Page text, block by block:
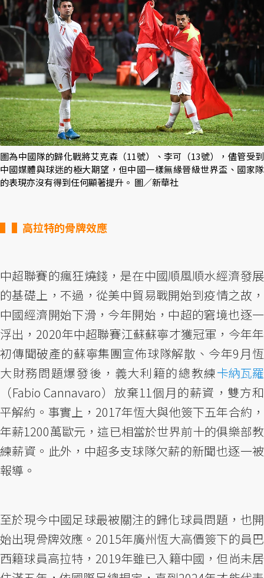
圖為中國隊的歸化戰將艾克森（11號）、李可（13號），儘管受到
中國媒體與球迷的極大期望，但中國一樣無緣晉級世界盃、國家隊
的表現亦沒有得到任何顯著提升。 圖／新華社
▌高拉特的骨牌效應
中超聯賽的瘋狂燒錢，是在中國順風順水經濟發展
的基礎上，不過，從美中貿易戰開始到疫情之故，
中國經濟開始下滑，今年開始，中超的窘境也逐一
浮出，2020年中超聯賽江蘇蘇寧才獲冠軍，今年年
初傳聞破產的蘇寧集團宣佈球隊解散、今年9月恆
大財務問題爆發後，義大利籍的總教練卡納瓦羅
（Fabio Cannavaro）放棄11個月的薪資，雙方和
平解約。事實上，2017年恆大與他簽下五年合約，
年薪1200萬歐元，這已相當於世界前十的俱樂部教
練薪資。此外，中超多支球隊欠薪的新聞也逐一被
報導。
至於現今中國足球最被關注的歸化球員問題，也開
始出現骨牌效應。2015年廣州恆大高價簽下的員巴
西籍球員高拉特，2019年雖已入籍中國，但尚未居